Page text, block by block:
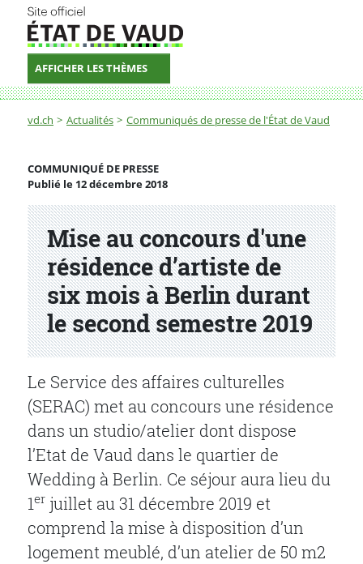
AFFICHER LES THÈMES
Fil d'Ariane
vd.ch Actualités Communiqués de presse de l'État de Vaud
Mise au concours d'une résidence d’artiste de six
Mise au concours d'une
résidence d’artiste de
six mois à Berlin durant
le second semestre 2019
COMMUNIQUÉ DE PRESSE
Publié le 12 décembre 2018
Partenaire(s)
Le Service des affaires culturelles
(SERAC) met au concours une résidence
dans un studio/atelier dont dispose
l’Etat de Vaud dans le quartier de
Wedding à Berlin. Ce séjour aura lieu du
1er juillet au 31 décembre 2019 et
comprend la mise à disposition d’un
logement meublé, d’un atelier de 50 m2